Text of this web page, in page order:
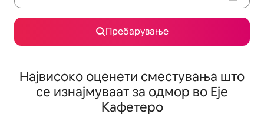
Пребарување
Највисоко оценети сместувања што
се изнајмуваат за одмор во Еје
Кафетеро